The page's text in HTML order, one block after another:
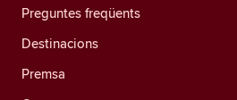
Preguntes freqüents
Destinacions
Premsa